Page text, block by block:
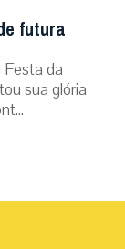
futura
Festa da
sua glória